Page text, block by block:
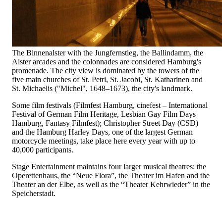
The Binnenalster with the Jungfernstieg, the Ballindamm, the
Alster arcades and the colonnades are considered Hamburg's
promenade. The city view is dominated by the towers of the
five main churches of St. Petri, St. Jacobi, St. Katharinen and
St. Michaelis ("Michel", 1648–1673), the city's landmark.
Some film festivals (Filmfest Hamburg, cinefest – International
Festival of German Film Heritage, Lesbian Gay Film Days
Hamburg, Fantasy Filmfest); Christopher Street Day (CSD)
and the Hamburg Harley Days, one of the largest German
motorcycle meetings, take place here every year with up to
40,000 participants.
Stage Entertainment maintains four larger musical theatres: the
Operettenhaus, the “Neue Flora”, the Theater im Hafen and the
Theater an der Elbe, as well as the “Theater Kehrwieder” in the
Speicherstadt.